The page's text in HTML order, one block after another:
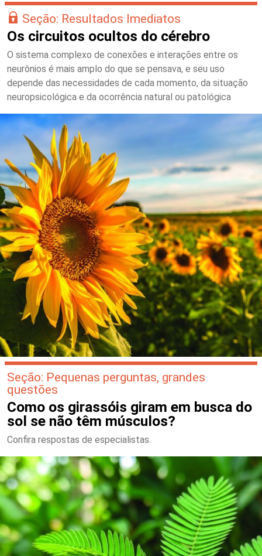
Seção: Resultados Imediatos
Os circuitos ocultos do cérebro
O sistema complexo de conexões e interações entre os
neurônios é mais amplo do que se pensava, e seu uso
depende das necessidades de cada momento, da situação
neuropsicológica e da ocorrência natural ou patológica
Seção: Pequenas perguntas, grandes
questões
Como os girassóis giram em busca do
sol se não têm músculos?
Confira respostas de especialistas.